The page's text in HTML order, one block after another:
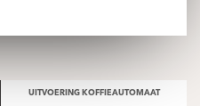
UITVOERING KOFFIEAUTOMAAT